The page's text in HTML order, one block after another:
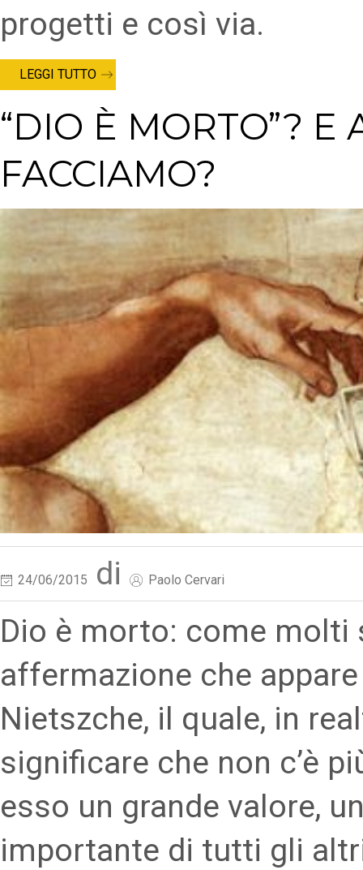
progetti e così via.
LEGGI TUTTO
“DIO È MORTO”? E
FACCIAMO?
24/06/2015 di Paolo Cervari
Dio è morto: come molti
affermazione che
Nietszche, il quale, in
significare che non c’è
esso un grande valore,
importante di tutti gli